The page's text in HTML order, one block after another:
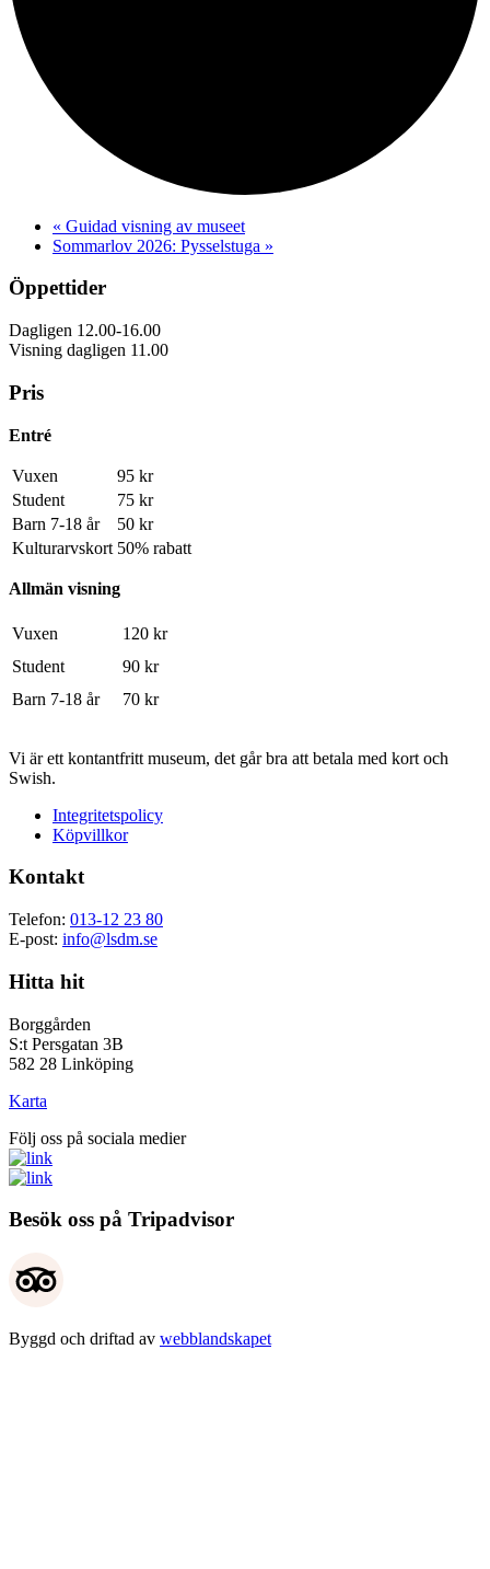
« Guidad visning av museet
Sommarlov 2026: Pysselstuga »
Öppettider
Dagligen 12.00-16.00
Visning dagligen 11.00
Pris
Entré
Vuxen
95 kr
Student
75 kr
Barn 7-18 år
50 kr
Kulturarvskort 50% rabatt
Allmän visning
Vuxen
120 kr
Student
90 kr
Barn 7-18 år
70 kr
Vi är ett kontantfritt museum, det går bra att betala med kort och
Swish.
Integritetspolicy
Köpvillkor
Kontakt
Telefon: 013-12 23 80
E-post: info@lsdm.se
Hitta hit
Borggården
S:t Persgatan 3B
582 28 Linköping
Karta
Följ oss på sociala medier
Besök oss på Tripadvisor
Byggd och driftad av webblandskapet